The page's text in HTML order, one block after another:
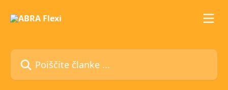
Poiščite članke ...